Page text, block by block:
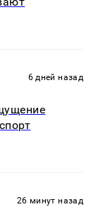
6 дней назад
26 минут назад